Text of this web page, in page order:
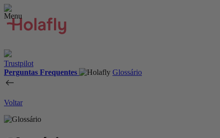
Trustpilot
Perguntas Frequentes
Glossário
Voltar